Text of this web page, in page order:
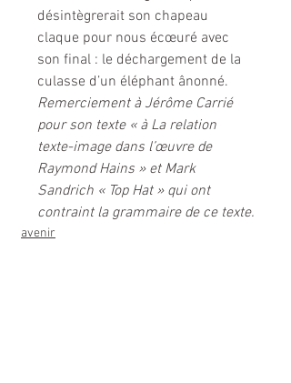
désintègrerait son chapeau
claque pour nous écœuré avec
son final : le déchargement de la
culasse d’un éléphant ânonné.
Remerciement à Jérôme Carrié
pour son texte « à La relation
texte-image dans l’œuvre de
Raymond Hains » et Mark
Sandrich « Top Hat » qui ont
contraint la grammaire de ce texte.
avenir